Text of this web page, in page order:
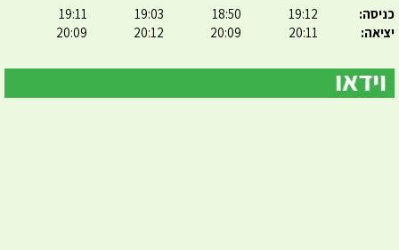
כניסה:
יציאה:
19:12
20:11
18:50
20:09
19:03
20:12
19:11
20:09